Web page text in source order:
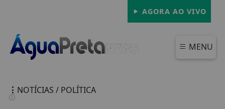
AGORA AO VIVO
MENU
NOTÍCIAS / POLÍTICA